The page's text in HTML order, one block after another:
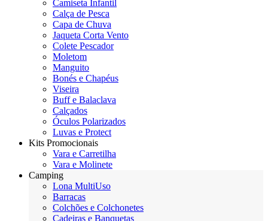
Camiseta Infantil
Calça de Pesca
Capa de Chuva
Jaqueta Corta Vento
Colete Pescador
Moletom
Manguito
Bonés e Chapéus
Viseira
Buff e Balaclava
Calçados
Óculos Polarizados
Luvas e Protect
Kits Promocionais
Vara e Carretilha
Vara e Molinete
Camping
Lona MultiUso
Barracas
Colchões e Colchonetes
Cadeiras e Banquetas